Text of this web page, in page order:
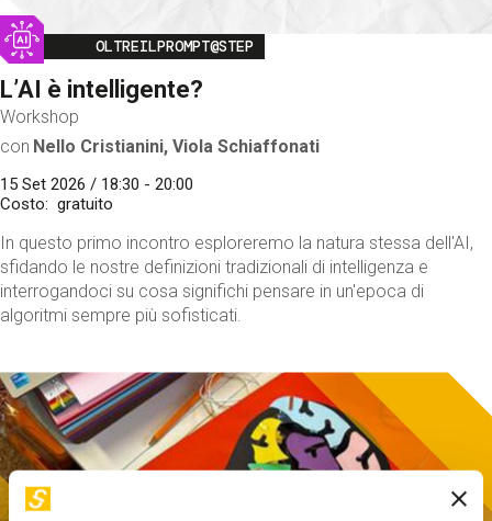
Image
OLTREILPROMPT@STEP
L’AI è intelligente?
Workshop
con Nello Cristianini, Viola Schiaffonati
15 Set 2026 / 18:30 - 20:00
Costo
gratuito
In questo primo incontro esploreremo la natura stessa dell'AI,
sfidando le nostre definizioni tradizionali di intelligenza e
interrogandoci su cosa significhi pensare in un'epoca di
algoritmi sempre più sofisticati.